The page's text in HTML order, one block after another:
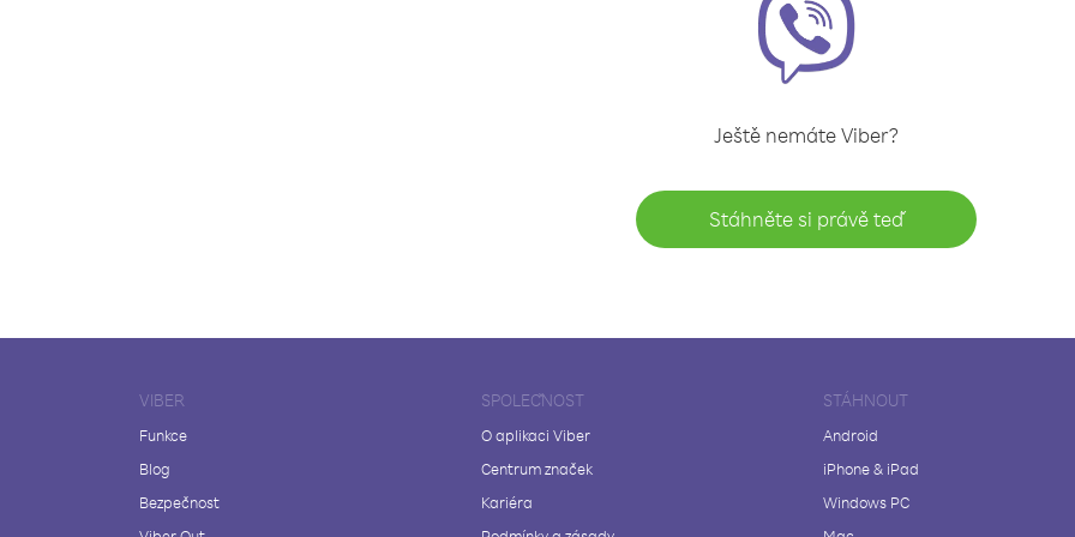
Ještě nemáte Viber?
Stáhněte si právě teď
VIBER
Funkce
Blog
Bezpečnost
SPOLEČNOST
O aplikaci Viber
Centrum značek
Kariéra
STÁHNOUT
Android
iPhone & iPad
Windows PC